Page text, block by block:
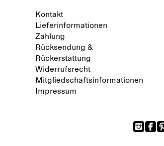
Kontakt
Lieferinformationen
Zahlung
Rücksendung &
Rückerstattung
Widerrufsrecht
Mitgliedschaftsinformationen
Impressum